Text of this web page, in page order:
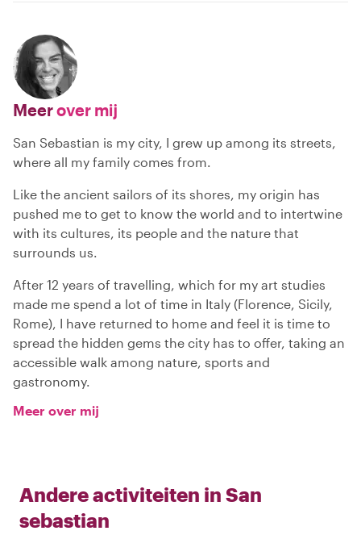
Meerover mij
San Sebastian is my city, I grew up among its streets,
where all my family comes from.
Like the ancient sailors of its shores, my origin has
pushed me to get to know the world and to intertwine
with its cultures, its people and the nature that
surrounds us.
After 12 years of travelling, which for my art studies
made me spend a lot of time in Italy (Florence, Sicily,
Rome), I have returned to home and feel it is time to
spread the hidden gems the city has to offer, taking an
accessible walk among nature, sports and
gastronomy.
Meer over mij
Andere activiteiten in San
sebastian